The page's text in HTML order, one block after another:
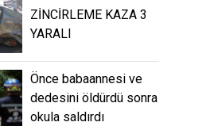
ZİNCİRLEME KAZA 3
YARALI
Önce babaannesi ve
dedesini öldürdü sonra
okula saldırdı